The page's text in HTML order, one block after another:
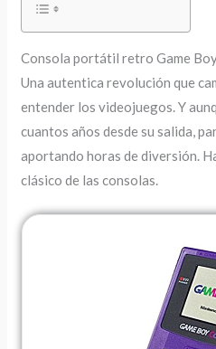
Consola portátil retro Game
Una autentica revolución que
entender los videojuegos. Y
cuantos años desde su salida,
aportando horas de diversión.
clásico de las consolas.